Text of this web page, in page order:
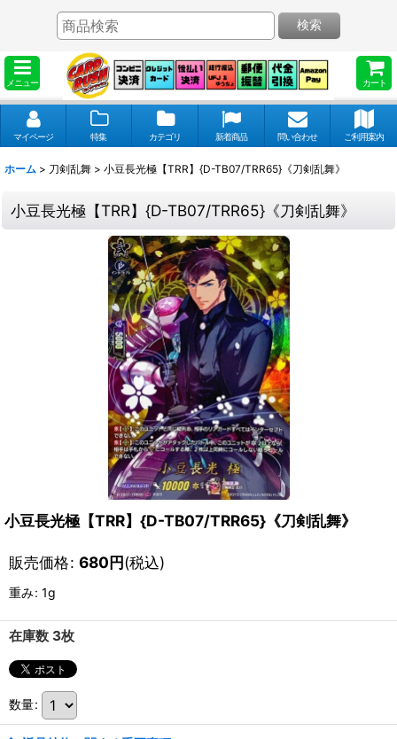
メニュー カート
検索
マイページ 特集 カテゴリ 新着商品 問い合わせ ご利用案内
ホーム > 刀剣乱舞 > 小豆長光極【TRR】{D-TB07/TRR65}《刀剣乱舞》
小豆長光極【TRR】{D-TB07/TRR65}《刀剣乱舞》
小豆長光極【TRR】{D-TB07/TRR65}《刀剣乱舞》
販売価格: 680円(税込)
重み: 1g
在庫数 3枚
数量: